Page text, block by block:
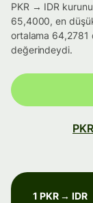
PKR → IDR
65,4000, en
ortalama 64,2781
değerindeydi.
1 PKR → IDR